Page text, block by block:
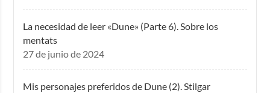
La necesidad de leer «Dune» (Parte 6). Sobre los
mentats
27 de junio de 2024
Mis personajes preferidos de Dune (2). Stilgar